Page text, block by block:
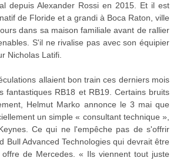
depuis Alexander Rossi en 2015. Et il est
de Floride et a grandi à Boca Raton, ville
dans sa maison familiale avant de rallier
S'il ne rivalise pas avec son équipier
Nicholas Latifi.
allaient bon train ces derniers mois
RB18 et RB19. Certains bruits
Helmut Marko annonce le 3 mai que
un simple « consultant technique »,
Ce qui ne l'empêche pas de s'offrir
Advanced Technologies qui devrait être
de Mercedes. « Ils viennent tout juste